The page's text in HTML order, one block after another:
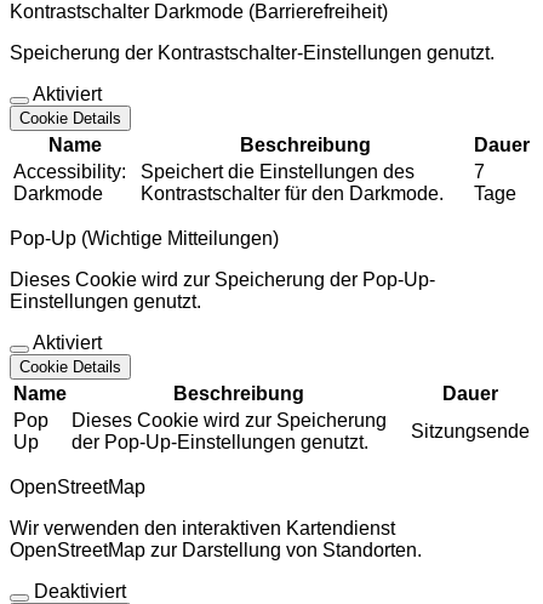
Kontrastschalter Darkmode (Barrierefreiheit)
Speicherung der Kontrastschalter-Einstellungen genutzt.
Aktiviert
Cookie Details
Name Beschreibung
Dauer
Accessibility:
Darkmode
Speichert die Einstellungen des
Kontrastschalter für den Darkmode.
7
Tage
Pop-Up (Wichtige Mitteilungen)
Dieses Cookie wird zur Speicherung der Pop-Up-
Einstellungen genutzt.
Aktiviert
Cookie Details
Name Beschreibung
Dauer
Pop
Up
Dieses Cookie wird zur Speicherung
der Pop-Up-Einstellungen genutzt.
Sitzungsende
OpenStreetMap
Wir verwenden den interaktiven Kartendienst
OpenStreetMap zur Darstellung von Standorten.
Deaktiviert